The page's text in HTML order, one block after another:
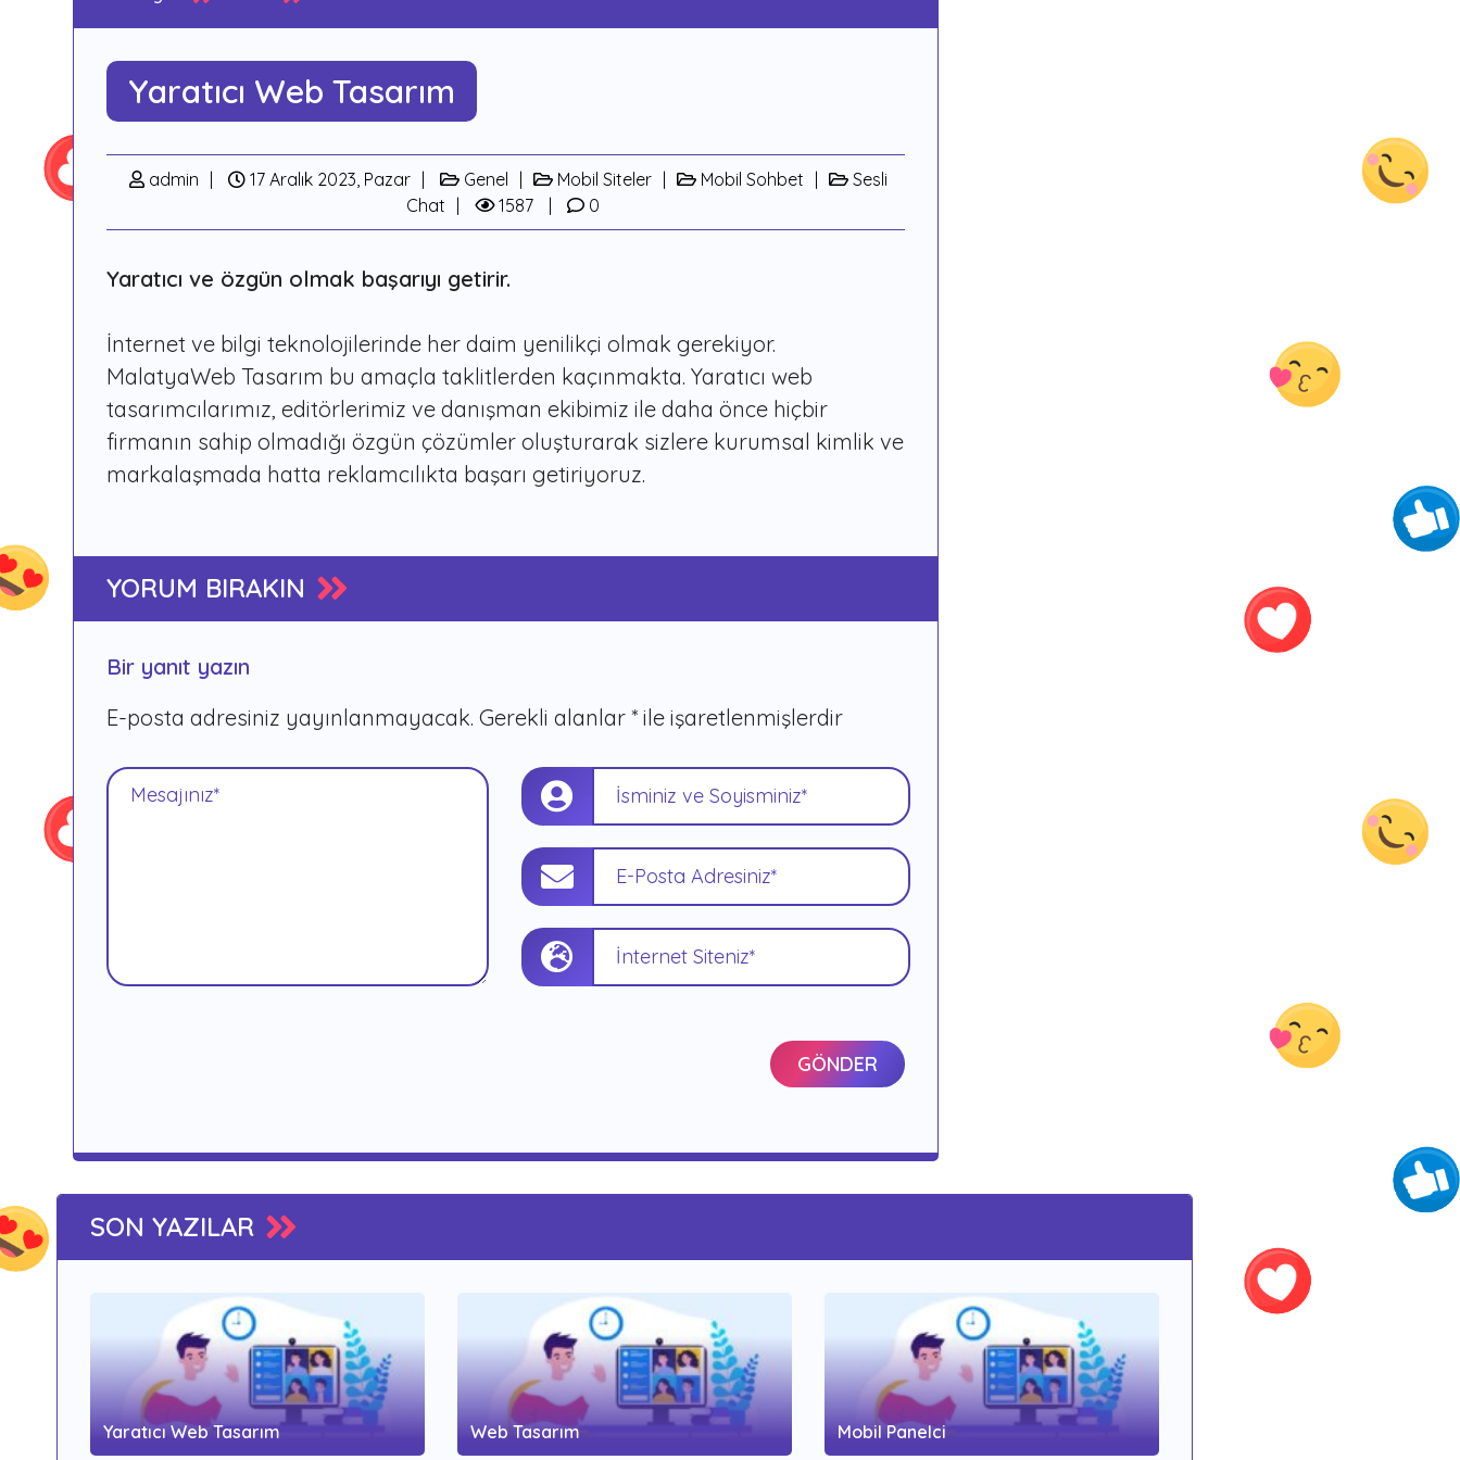
Yaratıcı Web Tasarım
admin 17 Aralık 2023, Pazar Genel Mobil Siteler Mobil Sohbet
Sesli
Chat
1587 0
Yaratıcı ve özgün olmak başarıyı getirir.
İnternet ve bilgi teknolojilerinde her daim yenilikçi olmak gerekiyor.
MalatyaWeb Tasarım bu amaçla taklitlerden kaçınmakta. Yaratıcı web
tasarımcılarımız, editörlerimiz ve danışman ekibimiz ile daha önce hiçbir
firmanın sahip olmadığı özgün çözümler oluşturarak sizlere kurumsal kimlik ve
markalaşmada hatta reklamcılıkta başarı getiriyoruz.
YORUM BIRAKIN
Bir yanıt yazın
E-posta adresiniz yayınlanmayacak. Gerekli alanlar * ile işaretlenmişlerdir
GÖNDER
SON YAZILAR
Yaratıcı Web Tasarım Web Tasarım
Mobil Panelci